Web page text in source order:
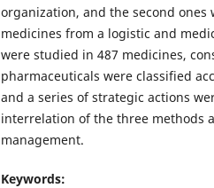
organization, and the second ones
medicines from a logistic and
were studied in 487 medicines,
pharmaceuticals were classified
and a series of strategic actions
interrelation of the three methods
management.
Keywords: